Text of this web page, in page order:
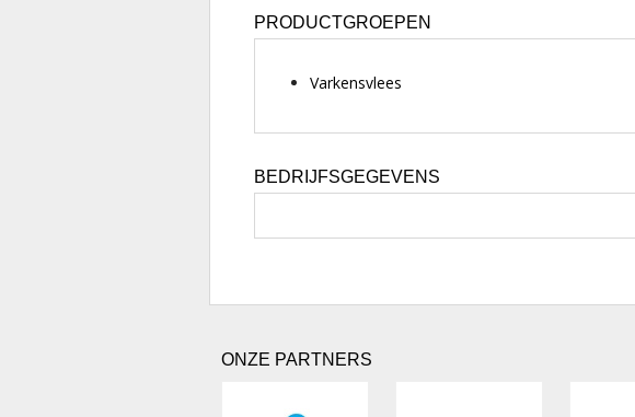
PRODUCTGROEPEN
Varkensvlees
BEDRIJFSGEGEVENS
ONZE PARTNERS